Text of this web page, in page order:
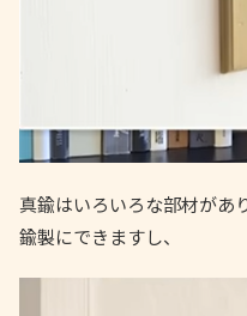
真鍮はいろいろな部材があ
鍮製にできますし、